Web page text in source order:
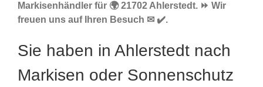
Markisenhändler für 🌍 21702 Ahlerstedt. ⏩ Wir
freuen uns auf Ihren Besuch ✉ ✔️.
Sie haben in Ahlerstedt nach
Markisen oder Sonnenschutz